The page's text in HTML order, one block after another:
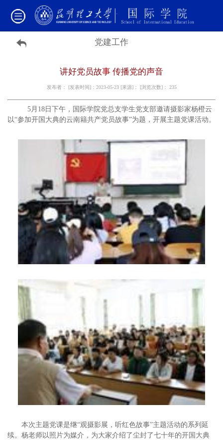
党建工作
讲好党员故事 传播党的声音
发布者： [发表时间]：2023-05-23 [来源]： [浏览次数]： 235
5月18日下午，国际学院党总支学生党支部邀请摄影家杨橙云
以“参加开国大典的云南籍共产党员故事”为题，开展主题党课活动。
本次主题党课是继“观摄影展，听红色故事”主题活动的系列延
续。杨老师以照片为媒介，为大家介绍了尘封了七十年的开国大典